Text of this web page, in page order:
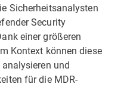
Sicherheitsanalysten
Security
einer größeren
Kontext können diese
und
für die MDR-